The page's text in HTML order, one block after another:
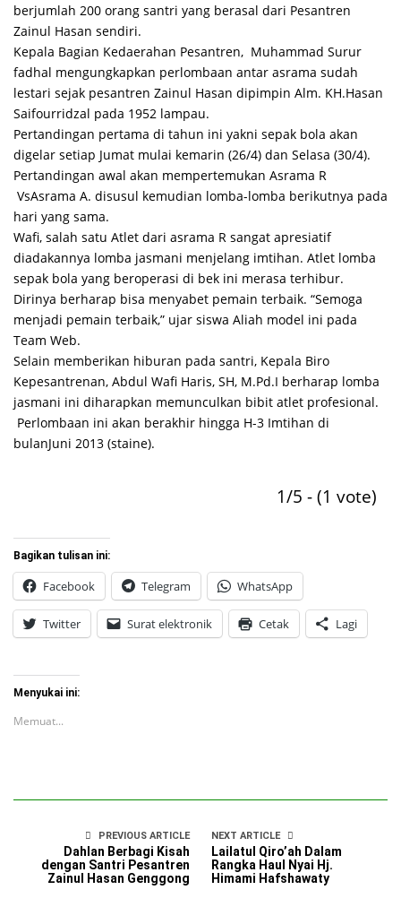
berjumlah 200 orang santri yang berasal dari Pesantren
Zainul Hasan sendiri.
Kepala Bagian Kedaerahan Pesantren, Muhammad Surur
fadhal mengungkapkan perlombaan antar asrama sudah
lestari sejak pesantren Zainul Hasan dipimpin Alm. KH.Hasan
Saifourridzal pada 1952 lampau.
Pertandingan pertama di tahun ini yakni sepak bola akan
digelar setiap Jumat mulai kemarin (26/4) dan Selasa (30/4).
Pertandingan awal akan mempertemukan Asrama R
VsAsrama A. disusul kemudian lomba-lomba berikutnya pada
hari yang sama.
Wafi, salah satu Atlet dari asrama R sangat apresiatif
diadakannya lomba jasmani menjelang imtihan. Atlet lomba
sepak bola yang beroperasi di bek ini merasa terhibur.
Dirinya berharap bisa menyabet pemain terbaik. “Semoga
menjadi pemain terbaik,” ujar siswa Aliah model ini pada
Team Web.
Selain memberikan hiburan pada santri, Kepala Biro
Kepesantrenan, Abdul Wafi Haris, SH, M.Pd.I berharap lomba
jasmani ini diharapkan memunculkan bibit atlet profesional.
Perlombaan ini akan berakhir hingga H-3 Imtihan di
bulanJuni 2013 (staine).
1/5 - (1 vote)
Bagikan tulisan ini:
Facebook Telegram WhatsApp
Twitter Surat elektronik Cetak Lagi
Menyukai ini:
Memuat...
PREVIOUS ARTICLE
Dahlan Berbagi Kisah
dengan Santri Pesantren
Zainul Hasan Genggong
NEXT ARTICLE
Lailatul Qiro’ah Dalam
Rangka Haul Nyai Hj.
Himami Hafshawaty